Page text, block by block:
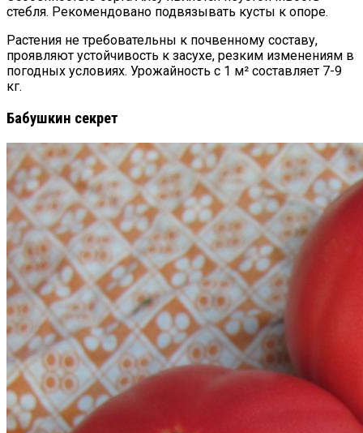
стебля. Рекомендовано подвязывать кусты к опоре.
Растения не требовательны к почвенному составу,
проявляют устойчивость к засухе, резким изменениям в
погодных условиях. Урожайность с 1 м² составляет 7-9
кг.
Бабушкин секрет